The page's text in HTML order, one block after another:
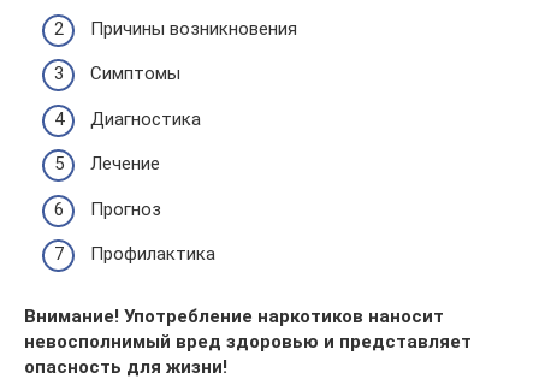
Причины возникновения
Симптомы
Диагностика
Лечение
Прогноз
Профилактика
Внимание! Употребление наркотиков наносит
невосполнимый вред здоровью и представляет
опасность для жизни!